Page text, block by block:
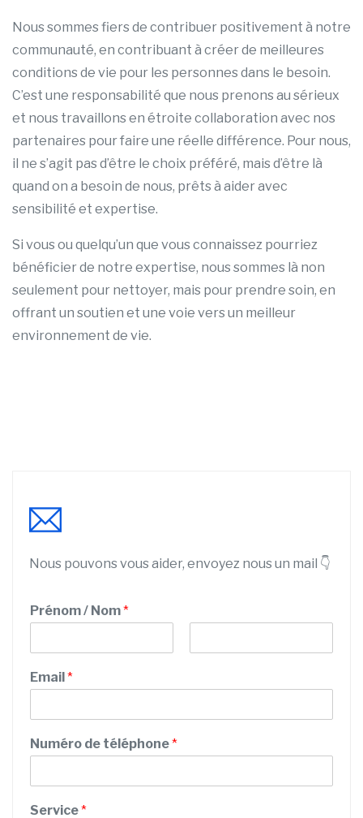
Nous sommes fiers de contribuer positivement à notre
communauté, en contribuant à créer de meilleures
conditions de vie pour les personnes dans le besoin.
C’est une responsabilité que nous prenons au sérieux
et nous travaillons en étroite collaboration avec nos
partenaires pour faire une réelle différence. Pour nous,
il ne s’agit pas d’être le choix préféré, mais d’être là
quand on a besoin de nous, prêts à aider avec
sensibilité et expertise.
Si vous ou quelqu’un que vous connaissez pourriez
bénéficier de notre expertise, nous sommes là non
seulement pour nettoyer, mais pour prendre soin, en
offrant un soutien et une voie vers un meilleur
environnement de vie.
Nous pouvons vous aider, envoyez nous un mail 👇
Prénom / Nom*
r
é
m
Email*
Numéro de téléphone*
Service*